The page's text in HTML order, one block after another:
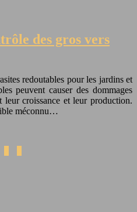
des gros vers
redoutables pour les jardins et
peuvent causer des dommages
leur croissance et leur production.
méconnu…